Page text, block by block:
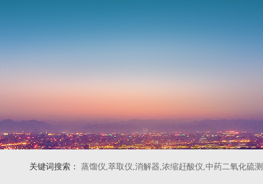
关键词搜索： 蒸馏仪,萃取仪,消解器,浓缩赶酸仪,中药二氧化硫